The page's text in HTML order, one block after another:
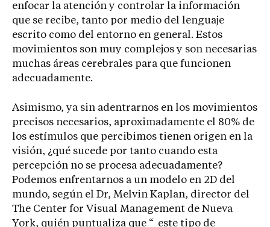
enfocar la atención y controlar la información
que se recibe, tanto por medio del lenguaje
escrito como del entorno en general. Estos
movimientos son muy complejos y son necesarias
muchas áreas cerebrales para que funcionen
adecuadamente.
Asimismo, ya sin adentrarnos en los movimientos
precisos necesarios, aproximadamente el 80% de
los estímulos que percibimos tienen origen en la
visión, ¿qué sucede por tanto cuando esta
percepción no se procesa adecuadamente?
Podemos enfrentarnos a un modelo en 2D del
mundo, según el Dr, Melvin Kaplan, director del
The Center for Visual Management de Nueva
York, quién puntualiza que “_este tipo de